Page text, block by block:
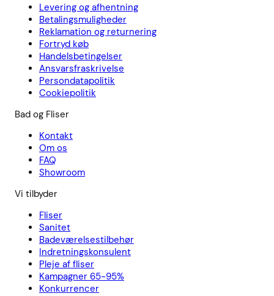
Levering og afhentning
Betalingsmuligheder
Reklamation og returnering
Fortryd køb
Handelsbetingelser
Ansvarsfraskrivelse
Persondatapolitik
Cookiepolitik
Bad og Fliser
Kontakt
Om os
FAQ
Showroom
Vi tilbyder
Fliser
Sanitet
Badeværelsestilbehør
Indretningskonsulent
Pleje af fliser
Kampagner 65-95%
Konkurrencer